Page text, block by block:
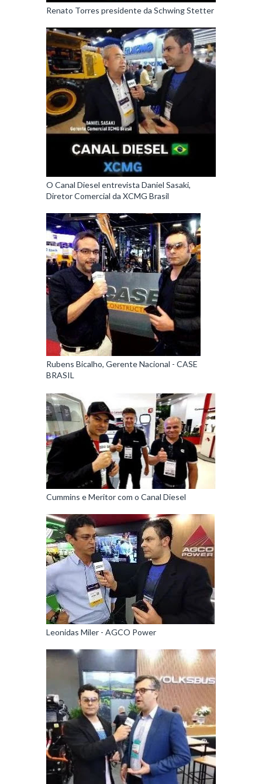
Renato Torres presidente da Schwing Stetter
O Canal Diesel entrevista Daniel Sasaki,
Diretor Comercial da XCMG Brasil
Rubens Bicalho, Gerente Nacional - CASE
BRASIL
Cummins e Meritor com o Canal Diesel
Leonidas Miler - AGCO Power